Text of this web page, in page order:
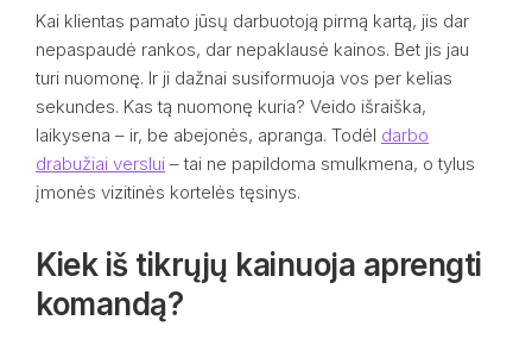
Kai klientas pamato jūsų darbuotoją pirmą kartą, jis dar
nepaspaudė rankos, dar nepaklausė kainos. Bet jis jau
turi nuomonę. Ir ji dažnai susiformuoja vos per kelias
sekundes. Kas tą nuomonę kuria? Veido išraiška,
laikysena – ir, be abejonės, apranga. Todėl darbo
drabužiai verslui – tai ne papildoma smulkmena, o tylus
įmonės vizitinės kortelės tęsinys.
Kiek iš tikrųjų kainuoja aprengti
komandą?